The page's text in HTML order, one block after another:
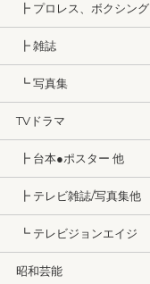
┣ プロレス、ボクシング
┣ 雑誌
┗ 写真集
TVドラマ
┣ 台本●ポスター 他
┣ テレビ雑誌/写真集他
┗ テレビジョンエイジ
昭和芸能